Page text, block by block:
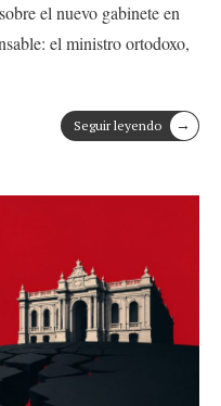
el nuevo gabinete en
el ministro ortodoxo,
Seguir leyendo →